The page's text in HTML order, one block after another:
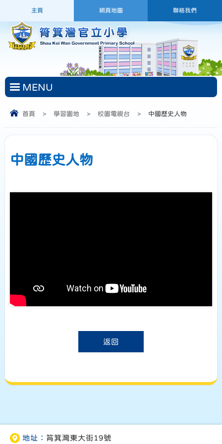
主頁 網頁地圖 聯絡我們
MENU
首頁 > 學習園地 > 校園電視台 > 中國歷史人物
中國歷史人物
返回
地址： 筲箕灣東大街19號